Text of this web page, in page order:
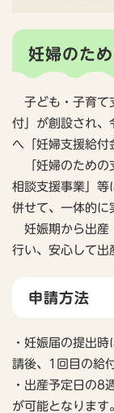
妊婦のた
子ども・子育て
付」が創設され
へ「妊婦支援給付
「妊婦のための
相談支援事業」等
併せて、一体的に
妊娠期から出産
行い、安心して出
申請方法
・妊娠届の提出
請後、1回目の給
・出産予定日の8
が可能となりま